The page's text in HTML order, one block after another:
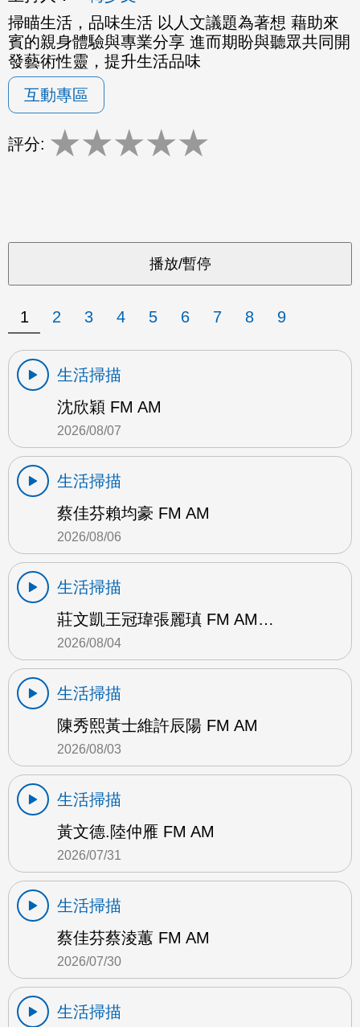
掃瞄生活，品味生活 以人文議題為著想 藉助來
賓的親身體驗與專業分享 進而期盼與聽眾共同開
發藝術性靈，提升生活品味
互動專區
評分: ★★★★★
1 2 3 4 5 6 7 8 9
生活掃描
沈欣穎 FM AM
2026/08/07
生活掃描
蔡佳芬賴均豪 FM AM
2026/08/06
生活掃描
莊文凱王冠瑋張麗瑱 FM AM…
2026/08/04
生活掃描
陳秀熙黃士維許辰陽 FM AM
2026/08/03
生活掃描
黃文德.陸仲雁 FM AM
2026/07/31
生活掃描
蔡佳芬蔡淩蕙 FM AM
2026/07/30
生活掃描